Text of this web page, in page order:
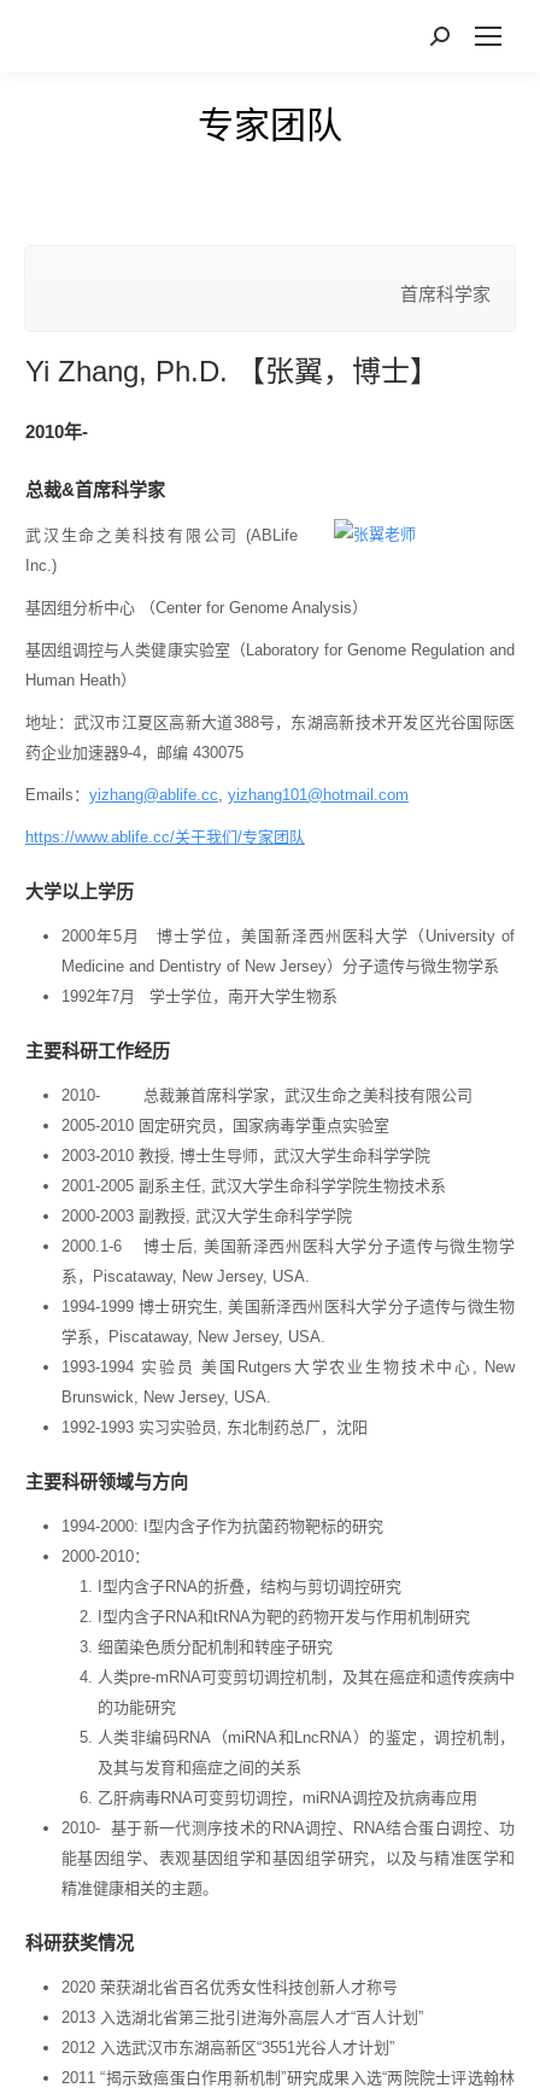
专家团队
您在这里：
首席科学家
Yi Zhang, Ph.D. 【张翼，博士】
2010年-
总裁&首席科学家
武汉生命之美科技有限公司 (ABLife
Inc.)
基因组分析中心 （Center for Genome Analysis）
基因组调控与人类健康实验室（Laboratory for Genome Regulation and
Human Heath）
地址：武汉市江夏区高新大道388号，东湖高新技术开发区光谷国际医
药企业加速器9-4，邮编 430075
Emails： yizhang@ablife.cc, yizhang101@hotmail.com
https://www.ablife.cc/关于我们/专家团队
大学以上学历
2000年5月 博士学位，美国新泽西州医科大学（University of
Medicine and Dentistry of New Jersey）分子遗传与微生物学系
1992年7月 学士学位，南开大学生物系
主要科研工作经历
2010- 总裁兼首席科学家，武汉生命之美科技有限公司
2005-2010 固定研究员，国家病毒学重点实验室
2003-2010 教授, 博士生导师，武汉大学生命科学学院
2001-2005 副系主任, 武汉大学生命科学学院生物技术系
2000-2003 副教授, 武汉大学生命科学学院
2000.1-6 博士后, 美国新泽西州医科大学分子遗传与微生物学
系，Piscataway, New Jersey, USA.
1994-1999 博士研究生, 美国新泽西州医科大学分子遗传与微生物
学系，Piscataway, New Jersey, USA.
1993-1994 实验员 美国Rutgers大学农业生物技术中心, New
Brunswick, New Jersey, USA.
1992-1993 实习实验员, 东北制药总厂，沈阳
主要科研领域与方向
1994-2000: I型内含子作为抗菌药物靶标的研究
2000-2010：
I型内含子RNA的折叠，结构与剪切调控研究
I型内含子RNA和tRNA为靶的药物开发与作用机制研究
细菌染色质分配机制和转座子研究
人类pre-mRNA可变剪切调控机制，及其在癌症和遗传疾病中
的功能研究
人类非编码RNA（miRNA和LncRNA）的鉴定，调控机制，
及其与发育和癌症之间的关系
乙肝病毒RNA可变剪切调控，miRNA调控及抗病毒应用
2010- 基于新一代测序技术的RNA调控、RNA结合蛋白调控、功
能基因组学、表观基因组学和基因组学研究，以及与精准医学和
精准健康相关的主题。
科研获奖情况
2020 荣获湖北省百名优秀女性科技创新人才称号
2013 入选湖北省第三批引进海外高层人才“百人计划”
2012 入选武汉市东湖高新区“3551光谷人才计划”
2011 “揭示致癌蛋白作用新机制”研究成果入选“两院院士评选翰林